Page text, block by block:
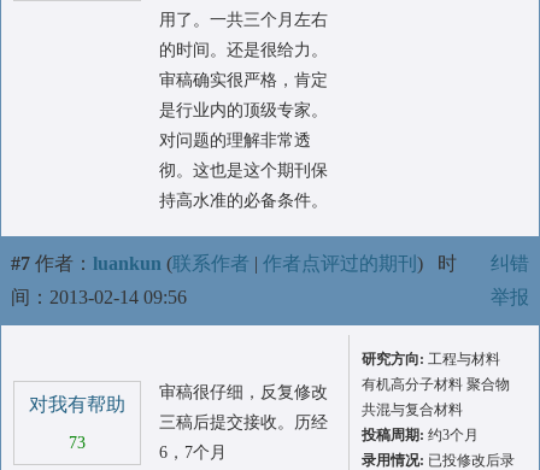
用了。一共三个月左右
的时间。还是很给力。
审稿确实很严格，肯定
是行业内的顶级专家。
对问题的理解非常透
彻。这也是这个期刊保
持高水准的必备条件。
#7 作者： luankun (联系作者 | 作者点评过的期刊 ) 时
间：2013-02-14 09:56
纠错
举报
对我有帮助
73
审稿很仔细，反复修改
三稿后提交接收。历经
6，7个月
研究方向: 工程与材料
有机高分子材料 聚合物
共混与复合材料
投稿周期: 约3个月
录用情况: 已投修改后录